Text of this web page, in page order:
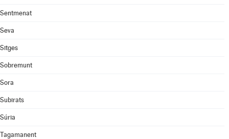
Sentmenat
Seva
Sitges
Sobremunt
Sora
Subirats
Súria
Tagamanent